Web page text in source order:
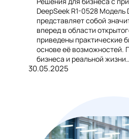
DeepSeek R1-0528 Модель
представляет собой
вперед в области
приведены практические
основе её возможностей.
бизнеса и реальной
30.05.2025